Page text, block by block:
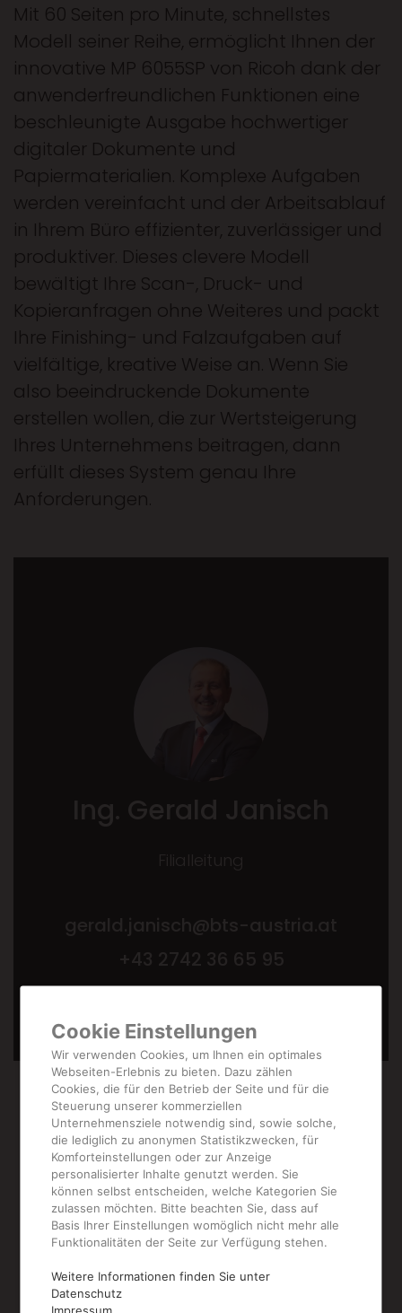
Cookie Einstellungen
Wir verwenden Cookies, um Ihnen ein optimales
Webseiten-Erlebnis zu bieten. Dazu zählen
Cookies, die für den Betrieb der Seite und für die
Steuerung unserer kommerziellen
Unternehmensziele notwendig sind, sowie solche,
die lediglich zu anonymen Statistikzwecken, für
Komforteinstellungen oder zur Anzeige
personalisierter Inhalte genutzt werden. Sie
können selbst entscheiden, welche Kategorien Sie
zulassen möchten. Bitte beachten Sie, dass auf
Basis Ihrer Einstellungen womöglich nicht mehr alle
Funktionalitäten der Seite zur Verfügung stehen.
Weitere Informationen finden Sie unter
Datenschutz
Mit 60 Seiten pro Minute, schnellstes
Modell seiner Reihe, ermöglicht Ihnen der
innovative MP 6055SP von Ricoh dank der
anwenderfreundlichen Funktionen eine
beschleunigte Ausgabe hochwertiger
digitaler Dokumente und
Papiermaterialien. Komplexe Aufgaben
werden vereinfacht und der Arbeitsablauf
in Ihrem Büro effizienter, zuverlässiger und
produktiver. Dieses clevere Modell
bewältigt Ihre Scan-, Druck- und
Kopieranfragen ohne Weiteres und packt
Ihre Finishing- und Falzaufgaben auf
vielfältige, kreative Weise an. Wenn Sie
also beeindruckende Dokumente
erstellen wollen, die zur Wertsteigerung
Ihres Unternehmens beitragen, dann
erfüllt dieses System genau Ihre
Anforderungen.
Weitere